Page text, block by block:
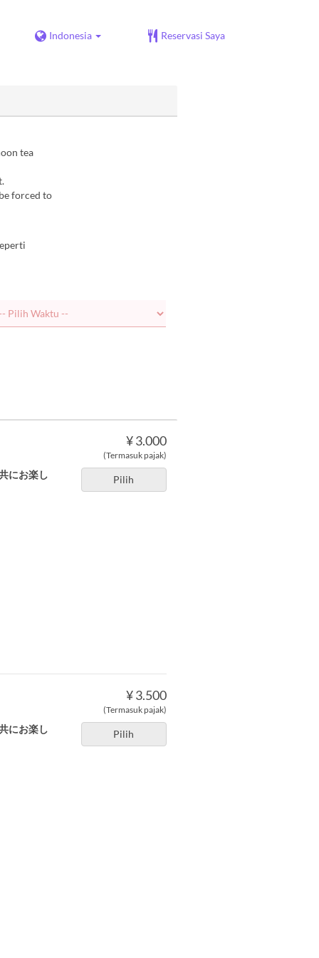
Indonesia Reservasi Saya
tea
forced to
¥ 3.000
(Termasuk pajak)
Pilih
にお楽し
¥ 3.500
(Termasuk pajak)
Pilih
にお楽し